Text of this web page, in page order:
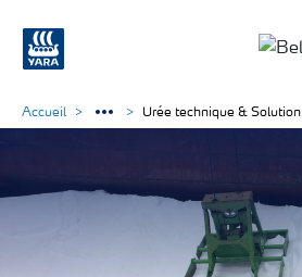
Accueil Urée technique & Solution